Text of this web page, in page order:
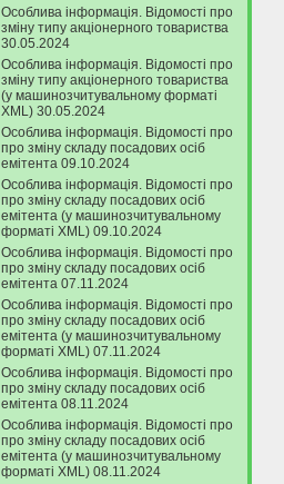
Особлива інформація. Відомості про
зміну типу акціонерного товариства
30.05.2024
Особлива інформація. Відомості про
зміну типу акціонерного товариства
(у машинозчитувальному форматі
XML) 30.05.2024
Особлива інформація. Відомості про
про зміну складу посадових осіб
емітента 09.10.2024
Особлива інформація. Відомості про
про зміну складу посадових осіб
емітента (у машинозчитувальному
форматі XML) 09.10.2024
Особлива інформація. Відомості про
про зміну складу посадових осіб
емітента 07.11.2024
Особлива інформація. Відомості про
про зміну складу посадових осіб
емітента (у машинозчитувальному
форматі XML) 07.11.2024
Особлива інформація. Відомості про
про зміну складу посадових осіб
емітента 08.11.2024
Особлива інформація. Відомості про
про зміну складу посадових осіб
емітента (у машинозчитувальному
форматі XML) 08.11.2024